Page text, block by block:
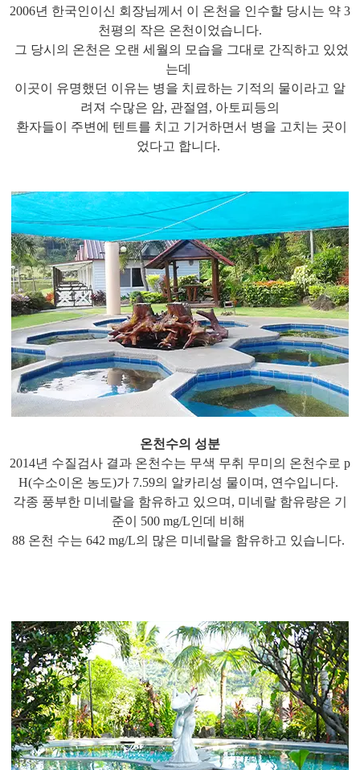
2006년 한국인이신 회장님께서 이 온천을 인수할 당시는 약 3
천평의 작은 온천이었습니다.
그 당시의 온천은 오랜 세월의 모습을 그대로 간직하고 있었
는데
이곳이 유명했던 이유는 병을 치료하는 기적의 물이라고 알
려져 수많은 암, 관절염, 아토피등의
환자들이 주변에 텐트를 치고 기거하면서 병을 고치는 곳이
었다고 합니다.
온천수의 성분
2014년 수질검사 결과 온천수는 무색 무취 무미의 온천수로 p
H(수소이온 농도)가 7.59의 알카리성 물이며, 연수입니다.
각종 풍부한 미네랄을 함유하고 있으며, 미네랄 함유량은 기
준이 500 mg/L인데 비해
88 온천 수는 642 mg/L의 많은 미네랄을 함유하고 있습니다.